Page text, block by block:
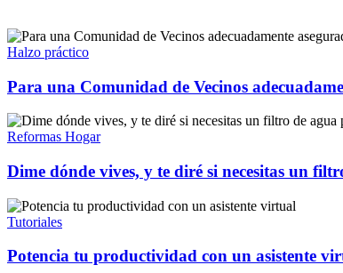
Halzo práctico
Para una Comunidad de Vecinos
Reformas Hogar
Dime dónde vives, y te diré si necesitas un
Tutoriales
Potencia tu productividad con un asistente